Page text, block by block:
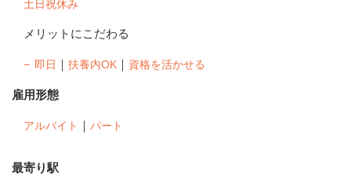
土日祝休み
メリットにこだわる
即日 ｜ 扶養内OK ｜ 資格を活かせる
雇用形態
アルバイト ｜ パート
最寄り駅